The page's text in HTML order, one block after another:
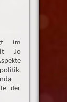
im
Jo
der